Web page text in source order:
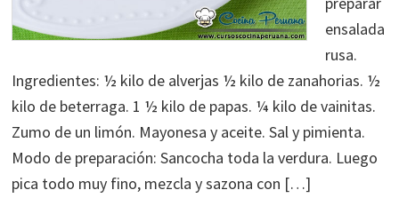
ensalada
rusa.
Ingredientes: ½ kilo de alverjas ½ kilo de zanahorias. ½
kilo de beterraga. 1 ½ kilo de papas. ¼ kilo de vainitas.
Zumo de un limón. Mayonesa y aceite. Sal y pimienta.
Modo de preparación: Sancocha toda la verdura. Luego
pica todo muy fino, mezcla y sazona con […]